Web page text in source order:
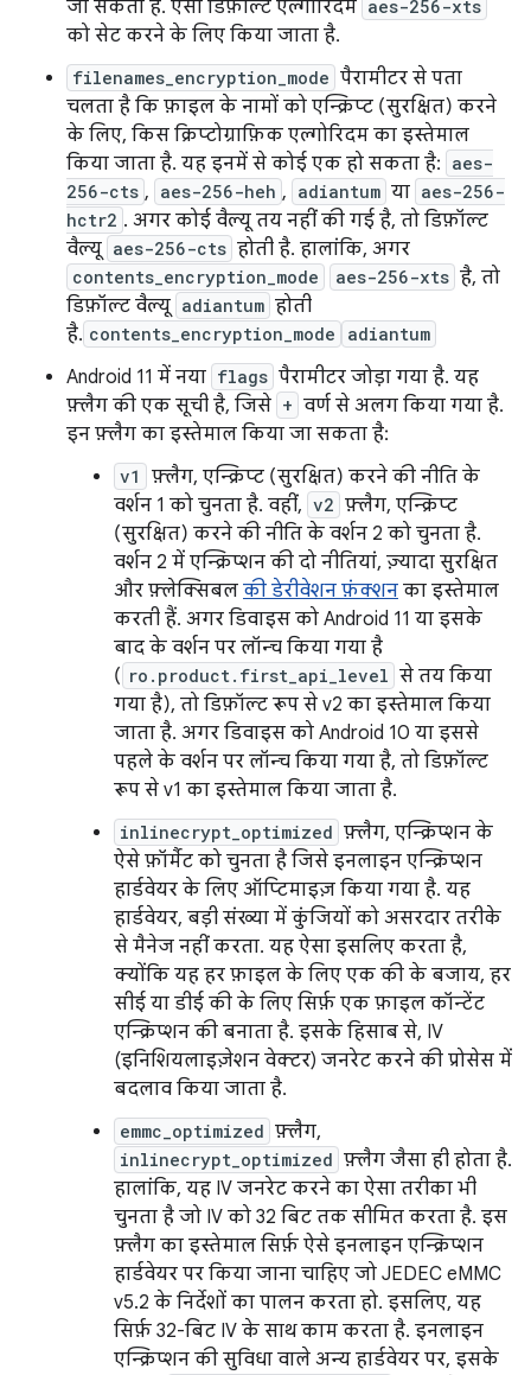
जा सकता है. ऐसा डिफ़ॉल्ट एल्गोरिदम aes-256-xts
को सेट करने के लिए किया जाता है.
filenames_encryption_mode पैरामीटर से पता
चलता है कि फ़ाइल के नामों को एन्क्रिप्ट (सुरक्षित) करने
के लिए, किस क्रिप्टोग्राफ़िक एल्गोरिदम का इस्तेमाल
किया जाता है. यह इनमें से कोई एक हो सकता है: aes-
256-cts , aes-256-heh , adiantum या aes-256-
hctr2 . अगर कोई वैल्यू तय नहीं की गई है, तो डिफ़ॉल्ट
वैल्यू aes-256-cts होती है. हालांकि, अगर
contents_encryption_mode aes-256-xts है, तो
डिफ़ॉल्ट वैल्यू adiantum होती
है. contents_encryption_mode adiantum
Android 11 में नया flags पैरामीटर जोड़ा गया है. यह
फ़्लैग की एक सूची है, जिसे + वर्ण से अलग किया गया है.
इन फ़्लैग का इस्तेमाल किया जा सकता है:
v1
फ़्लैग, एन्क्रिप्ट (सुरक्षित) करने की नीति के
वर्शन 1 को चुनता है. वहीं, v2 फ़्लैग, एन्क्रिप्ट
(सुरक्षित) करने की नीति के वर्शन 2 को चुनता है.
वर्शन 2 में एन्क्रिप्शन की दो नीतियां, ज़्यादा सुरक्षित
और फ़्लेक्सिबल की डेरीवेशन फ़ंक्शन का इस्तेमाल
करती हैं. अगर डिवाइस को Android 11 या इसके
बाद के वर्शन पर लॉन्च किया गया है
( ro.product.first_api_level से तय किया
गया है), तो डिफ़ॉल्ट रूप से v2 का इस्तेमाल किया
जाता है. अगर डिवाइस को Android 10 या इससे
पहले के वर्शन पर लॉन्च किया गया है, तो डिफ़ॉल्ट
रूप से v1 का इस्तेमाल किया जाता है.
inlinecrypt_optimized फ़्लैग, एन्क्रिप्शन के
ऐसे फ़ॉर्मैट को चुनता है जिसे इनलाइन एन्क्रिप्शन
हार्डवेयर के लिए ऑप्टिमाइज़ किया गया है. यह
हार्डवेयर, बड़ी संख्या में कुंजियों को असरदार तरीके
से मैनेज नहीं करता. यह ऐसा इसलिए करता है,
क्योंकि यह हर फ़ाइल के लिए एक की के बजाय, हर
सीई या डीई की के लिए सिर्फ़ एक फ़ाइल कॉन्टेंट
एन्क्रिप्शन की बनाता है. इसके हिसाब से, IV
(इनिशियलाइज़ेशन वेक्टर) जनरेट करने की प्रोसेस में
बदलाव किया जाता है.
emmc_optimized फ़्लैग,
inlinecrypt_optimized फ़्लैग जैसा ही होता है.
हालांकि, यह IV जनरेट करने का ऐसा तरीका भी
चुनता है जो IV को 32 बिट तक सीमित करता है. इस
फ़्लैग का इस्तेमाल सिर्फ़ ऐसे इनलाइन एन्क्रिप्शन
हार्डवेयर पर किया जाना चाहिए जो JEDEC eMMC
v5.2 के निर्देशों का पालन करता हो. इसलिए, यह
सिर्फ़ 32-बिट IV के साथ काम करता है. इनलाइन
एन्क्रिप्शन की सुविधा वाले अन्य हार्डवेयर पर, इसके